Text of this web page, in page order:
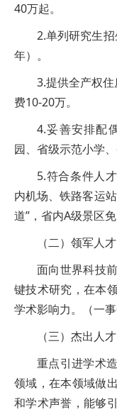
40万起。
2.单列研究生
年）。
3.提供全产权
费10-20万。
4.妥善安排配
园、省级示范小学
5.符合条件人
内机场、铁路客运
道”，省内A级景区
（二）领军人才
面向世界科技
键技术研究，在本
学术影响力。（一事
（三）杰出人才
重点引进学术
领域，在本领域做
和学术声誉，能够